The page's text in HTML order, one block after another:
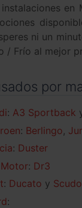
en
ni un
/ Frío al mejor
por
: A3 Sportback
: Berlingo
: Duster
: Dr3
: Ducato
Scudo
: